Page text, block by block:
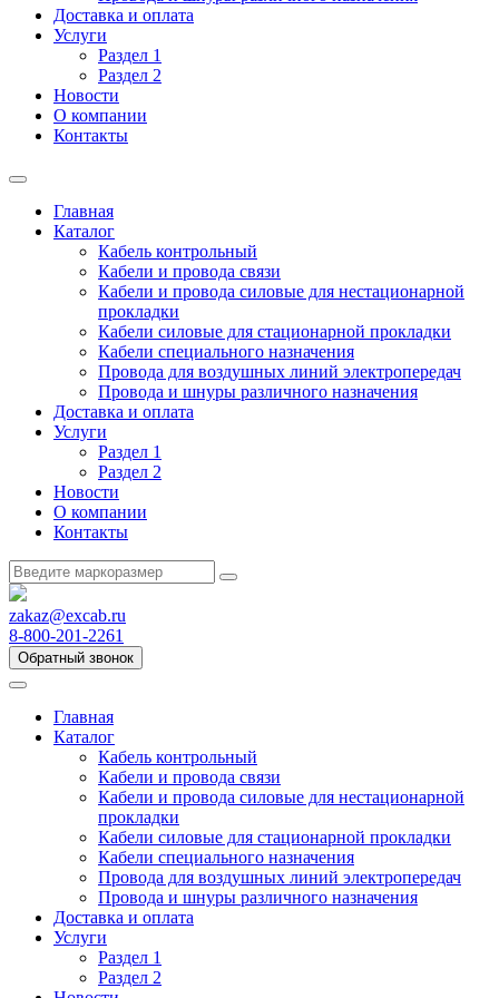
Доставка и оплата
Услуги
Раздел 1
Раздел 2
Новости
О компании
Контакты
Главная
Каталог
Кабель контрольный
Кабели и провода связи
Кабели и провода силовые для нестационарной
прокладки
Кабели силовые для стационарной прокладки
Кабели специального назначения
Провода для воздушных линий электропередач
Провода и шнуры различного назначения
Доставка и оплата
Услуги
Раздел 1
Раздел 2
Новости
О компании
Контакты
zakaz@excab.ru
8-800-201-2261
Обратный звонок
Главная
Каталог
Кабель контрольный
Кабели и провода связи
Кабели и провода силовые для нестационарной
прокладки
Кабели силовые для стационарной прокладки
Кабели специального назначения
Провода для воздушных линий электропередач
Провода и шнуры различного назначения
Доставка и оплата
Услуги
Раздел 1
Раздел 2